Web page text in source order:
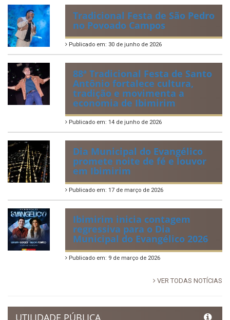
Tradicional Festa de São Pedro
no Povoado Campos
Publicado em: 30 de junho de 2026
88ª Tradicional Festa de Santo
Antônio fortalece cultura,
tradição e movimenta a
economia de Ibimirim
Publicado em: 14 de junho de 2026
Dia Municipal do Evangélico
promete noite de fé e louvor
em Ibimirim
Publicado em: 17 de março de 2026
Ibimirim inicia contagem
regressiva para o Dia
Municipal do Evangélico 2026
Publicado em: 9 de março de 2026
VER TODAS NOTÍCIAS
UTILIDADE PÚBLICA